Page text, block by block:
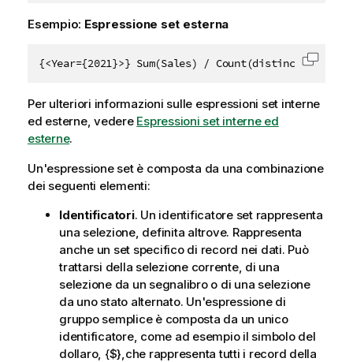
Esempio: Espressione set esterna
{<Year={2021}>} Sum(Sales) / Count(distinct Copia
Per ulteriori informazioni sulle espressioni set interne
ed esterne, vedere Espressioni set interne ed
esterne.
Un'espressione set è composta da una combinazione
dei seguenti elementi:
Identificatori. Un identificatore set rappresenta
una selezione, definita altrove. Rappresenta
anche un set specifico di record nei dati. Può
trattarsi della selezione corrente, di una
selezione da un segnalibro o di una selezione
da uno stato alternato. Un'espressione di
gruppo semplice è composta da un unico
identificatore, come ad esempio il simbolo del
dollaro, {$},che rappresenta tutti i record della